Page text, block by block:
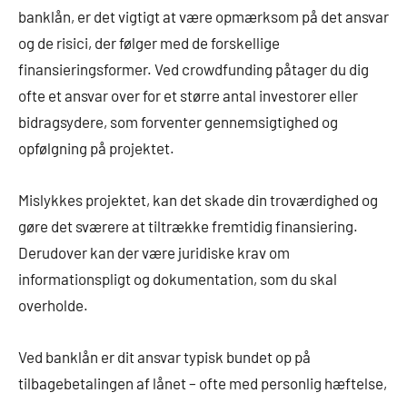
banklån, er det vigtigt at være opmærksom på det ansvar
og de risici, der følger med de forskellige
finansieringsformer. Ved crowdfunding påtager du dig
ofte et ansvar over for et større antal investorer eller
bidragsydere, som forventer gennemsigtighed og
opfølgning på projektet.
Mislykkes projektet, kan det skade din troværdighed og
gøre det sværere at tiltrække fremtidig finansiering.
Derudover kan der være juridiske krav om
informationspligt og dokumentation, som du skal
overholde.
Ved banklån er dit ansvar typisk bundet op på
tilbagebetalingen af lånet – ofte med personlig hæftelse,